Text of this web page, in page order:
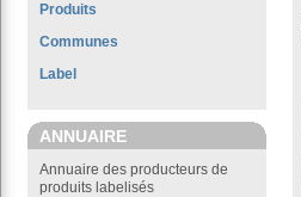
Produits
Communes
Label
ANNUAIRE
Annuaire des producteurs de
produits labelisés